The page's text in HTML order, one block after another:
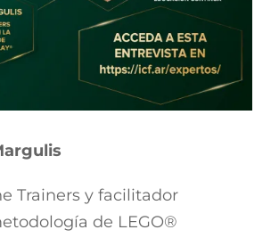
Trainers y facilitador
de LEGO®